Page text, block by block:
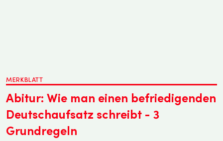
MERKBLATT
Abitur: Wie man einen befriedigenden
Deutschaufsatz schreibt - 3
Grundregeln